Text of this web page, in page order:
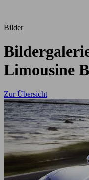
Bilder
Limousine
Zur Übersicht